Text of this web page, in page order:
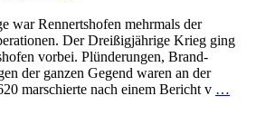
war Rennertshofen mehrmals der
Der Dreißigjährige Krieg ging
vorbei. Plünderungen, Brand­
der ganzen Gegend waren an der
marschierte nach einem Bericht v …